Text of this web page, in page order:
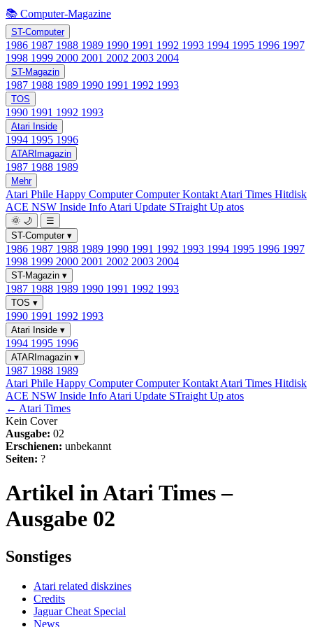
📚 Computer-Magazine
ST-Computer
1986 1987 1988 1989 1990 1991 1992 1993 1994 1995 1996 1997
1998 1999 2000 2001 2002 2003 2004
ST-Magazin
1987 1988 1989 1990 1991 1992 1993
TOS
1990 1991 1992 1993
Atari Inside
1994 1995 1996
ATARImagazin
1987 1988 1989
Mehr
Atari Phile Happy ComputerComputer Kontakt Atari Times Hitdisk
ACE NSW Inside Info Atari Update STraight Up atos
🌞 🌙
☰
ST-Computer ▾
1986 1987 1988 1989 1990 1991 1992 1993 1994 1995 1996 1997
1998 1999 2000 2001 2002 2003 2004
ST-Magazin ▾
1987 1988 1989 1990 1991 1992 1993
TOS ▾
1990 1991 1992 1993
Atari Inside ▾
1994 1995 1996
ATARImagazin ▾
1987 1988 1989
Atari Phile Happy ComputerComputer Kontakt Atari Times Hitdisk
ACE NSW Inside Info Atari Update STraight Up atos
← Atari Times
Kein Cover
Ausgabe: 02
Erschienen: unbekannt
Seiten: ?
Artikel in Atari Times –
Ausgabe 02
Sonstiges
Atari related diskzines
Credits
Jaguar Cheat Special
News